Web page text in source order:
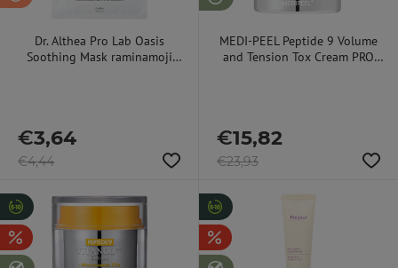
Dr. Althea Pro Lab Oasis
Soothing Mask raminamoji
€3,64
€4,44
MEDI-PEEL Peptide 9 Volume
and Tension Tox Cream PRO
€15,82
€23,93